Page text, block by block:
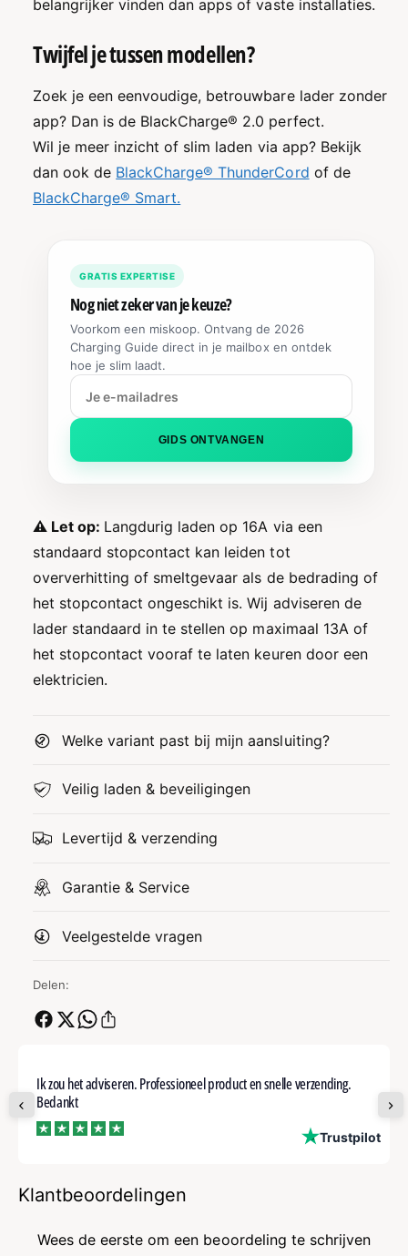
belangrijker vinden dan apps of vaste installaties.
Twijfel je tussen modellen?
Zoek je een eenvoudige, betrouwbare lader zonder
app? Dan is de BlackCharge® 2.0 perfect.
Wil je meer inzicht of slim laden via app? Bekijk
dan ook de BlackCharge® ThunderCord of de
BlackCharge® Smart.
GRATIS EXPERTISE
Nog niet zeker van je keuze?
Voorkom een miskoop. Ontvang de 2026
Charging Guide direct in je mailbox en ontdek
hoe je slim laadt.
GIDS ONTVANGEN
⚠️ Let op: Langdurig laden op 16A via een
standaard stopcontact kan leiden tot
oververhitting of smeltgevaar als de bedrading of
het stopcontact ongeschikt is. Wij adviseren de
lader standaard in te stellen op maximaal 13A of
het stopcontact vooraf te laten keuren door een
elektricien.
Welke variant past bij mijn aansluiting?
Veilig laden & beveiligingen
Levertijd & verzending
Garantie & Service
Veelgestelde vragen
Delen:
Ik zou het adviseren. Professioneel product en snelle verzending.
Bedankt
Trustpilot
Klantbeoordelingen
Wees de eerste om een beoordeling te schrijven